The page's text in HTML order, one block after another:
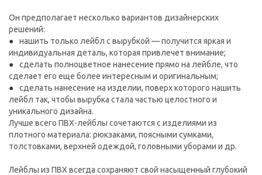
Он предполагает несколько вариантов дизайнерских
решений:
нашить только лейбл с вырубкой — получится яркая и
индивидуальная деталь, которая привлечет внимание;
сделать полноцветное нанесение прямо на лейбле, что
сделает его еще более интересным и оригинальным;
сделать нанесение на изделии, поверх которого нашить
лейбл так, чтобы вырубка стала частью целостного и
уникального дизайна.
Лучше всего ПВХ-лейблы сочетаются с изделиями из
плотного материала: рюкзаками, поясными сумками,
толстовками, верхней одеждой, головными уборами и др.
Лейблы из ПВХ всегда сохраняют свой насыщенный глубокий